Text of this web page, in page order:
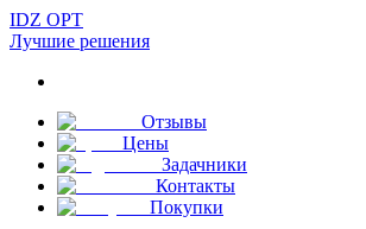
IDZ OPT
Лучшие решения
Отзывы
Цены
Задачники
Контакты
Покупки